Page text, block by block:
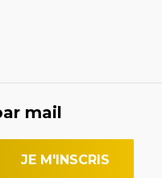
mail